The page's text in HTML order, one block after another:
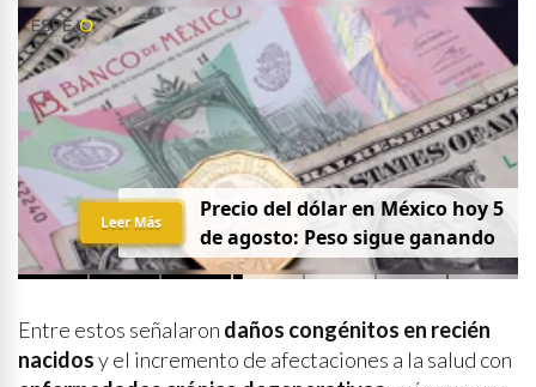
Precio del dólar en México hoy 5
de agosto: Peso sigue ganando
Leer Más
Entre estos señalaron daños congénitos en recién
nacidosy el incremento de afectaciones a la salud con